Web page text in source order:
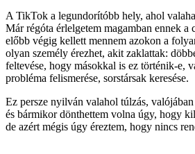
A TikTok a legundorítóbb hely, ahol
Már régóta érlelgetem magamban ennek a
előbb végig kellett mennem azokon a
olyan személy érezhet, akit zaklattak:
feltevése, hogy másokkal is ez történik-e,
probléma felismerése, sorstársak keresése.
Ez persze nyilván valahol túlzás,
és bármikor dönthettem volna úgy, hogy
de azért mégis úgy éreztem, hogy nincs